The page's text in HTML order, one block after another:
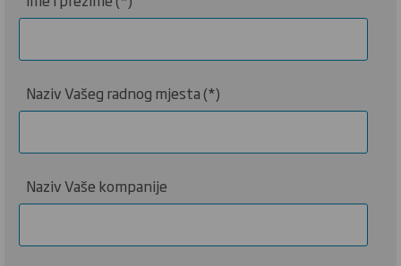
Naziv Vašeg radnog mjesta
Naziv Vaše kompanije